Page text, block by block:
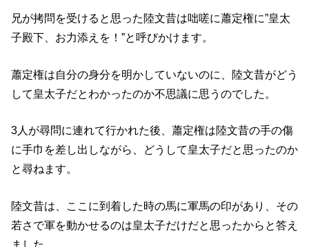
兄が拷問を受けると思った陸文昔は咄嗟に蕭定権に”皇太
子殿下、お力添えを！”と呼びかけます。
蕭定権は自分の身分を明かしていないのに、陸文昔がどう
して皇太子だとわかったのか不思議に思うのでした。
3人が尋問に連れて行かれた後、蕭定権は陸文昔の手の傷
に手巾を差し出しながら、どうして皇太子だと思ったのか
と尋ねます。
陸文昔は、ここに到着した時の馬に軍馬の印があり、その
若さで軍を動かせるのは皇太子だけだと思ったからと答え
ました。